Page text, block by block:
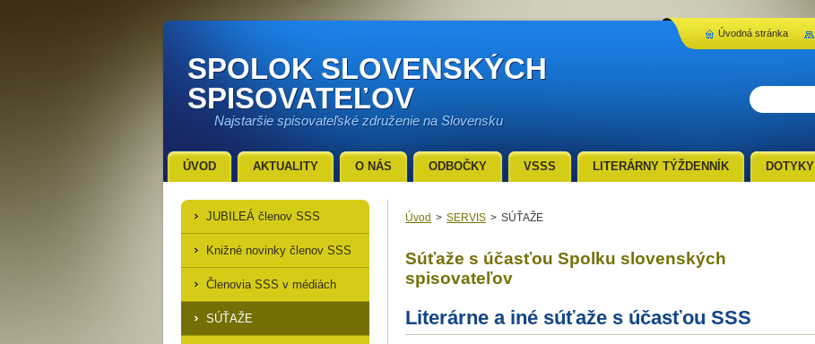
SPOLOK SLOVENSKÝCH
SPISOVATEĽOV
Najstaršie spisovateľské združenie na Slovensku
Úvod > SERVIS > SÚŤAŽE
Súťaže s účasťou Spolku slovenských
spisovateľov
Literárne a iné súťaže s účasťou SSS
JUBILEÁ členov SSS
Knižné novinky členov SSS
Členovia SSS v médiách
SÚŤAŽE
ÚVOD AKTUALITY O NÁS ODBOČKY VSSS LITERÁRNY TÝŽDENNÍK DOTYKY
Úvodná stránka